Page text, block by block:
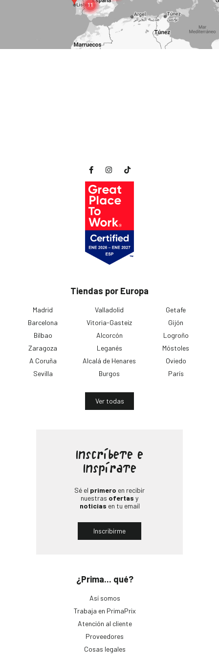
Tiendas por Europa
Madrid
Barcelona
Bilbao
Zaragoza
A Coruña
Sevilla
Valladolid
Vitoria-Gasteiz
Alcorcón
Leganés
Alcalá de Henares
Burgos
Getafe
Gijón
Logroño
Móstoles
Oviedo
París
Ver todas
¿Prima... qué?
Así somos
Trabaja en PrimaPrix
Atención al cliente
Proveedores
Cosas legales
Inscríbete e
Inspírate
Sé el primero en recibir
nuestras ofertas y
noticias en tu email
Inscribirme